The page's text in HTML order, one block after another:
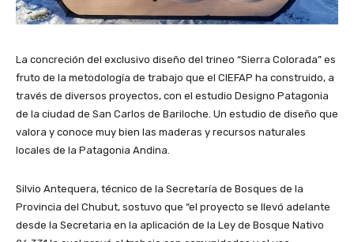
La concreción del exclusivo diseño del trineo “Sierra Colorada” es
fruto de la metodología de trabajo que el CIEFAP ha construido, a
través de diversos proyectos, con el estudio Designo Patagonia
de la ciudad de San Carlos de Bariloche. Un estudio de diseño que
valora y conoce muy bien las maderas y recursos naturales
locales de la Patagonia Andina.
Silvio Antequera, técnico de la Secretaría de Bosques de la
Provincia del Chubut, sostuvo que “el proyecto se llevó adelante
desde la Secretaria en la aplicación de la Ley de Bosque Nativo